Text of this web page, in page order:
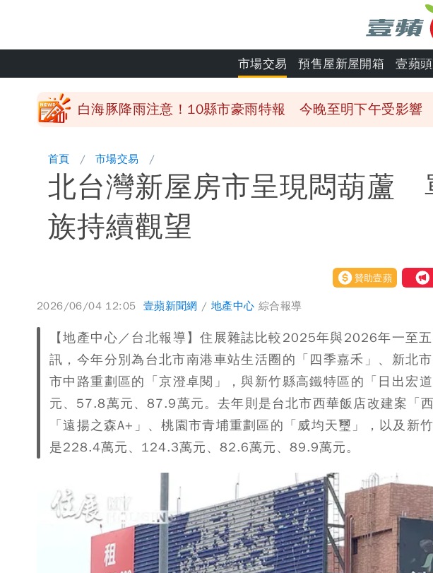
市場交易 預售屋新屋開箱 壹蘋
穿中國貨內褲逛街「整件掉出裙底」 OL哀號：在同事眼
「我是台灣人」胸章竟是中國製 Cheap：愛台灣只是發
白海豚降雨注意！10縣市豪雨特報 今晚至明下午受影響
首頁 市場交易
北台灣新屋房市呈現悶葫蘆
族持續觀望
贊助壹蘋 我要
2026/06/04 12:05 壹蘋新聞網 /地產中心 綜合報導
【地產中心／台北報導】住展雜誌比較2025年與2026年一至
訊，今年分別為台北市南港車站生活圈的「四季嘉禾」、新北
市中路重劃區的「京澄卓閱」，與新竹縣高鐵特區的「日出宏
元、57.8萬元、87.9萬元。去年則是台北市西華飯店改建案「
「遠揚之森A+」、桃園市青埔重劃區的「威均天璽」，以及新
是228.4萬元、124.3萬元、82.6萬元、89.9萬元。